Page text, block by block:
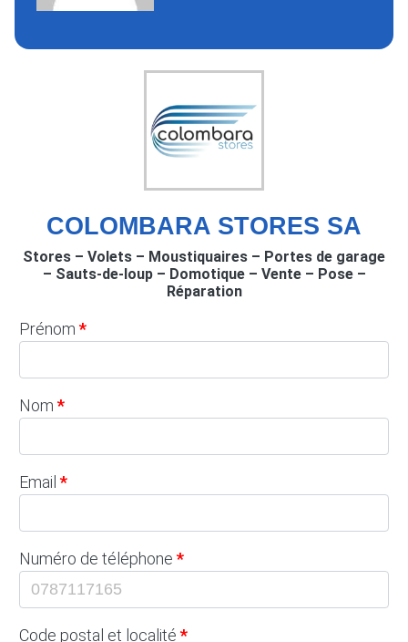
COLOMBARA STORES SA
Stores – Volets – Moustiquaires – Portes de garage
– Sauts-de-loup – Domotique – Vente – Pose –
Réparation
Prénom
Nom
Email
Numéro de téléphone
Code postal et localité